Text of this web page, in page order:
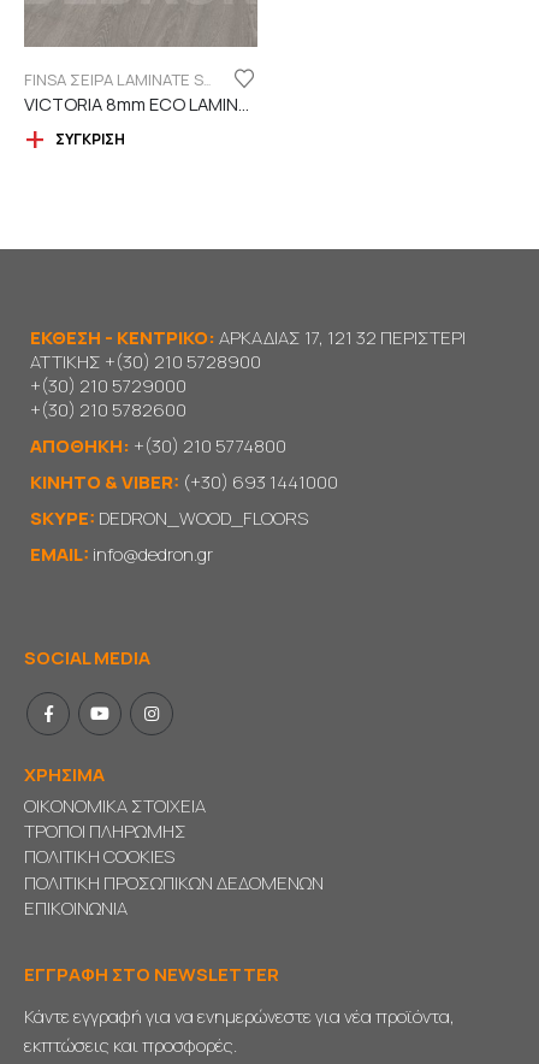
FINSA ΣΕΙΡΑ LAMINATE SUPREME "ECO LABEL" DURABLE
VICTORIA 8mm ECO LAMINATE FINSA – 4V
ΣΎΓΚΡΙΣΗ
ΕΚΘΕΣΗ - ΚΕΝΤΡΙΚΟ:ΑΡΚΑΔΙΑΣ 17, 121 32 ΠΕΡΙΣΤΕΡΙ
ΑΤΤΙΚΗΣ +(30) 210 5728900
+(30) 210 5729000
+(30) 210 5782600
ΑΠΟΘΗΚΗ: +(30) 210 5774800
KΙΝΗΤΟ & VIBER: (+30) 693 1441000
SKYPE: DEDRON_WOOD_FLOORS
EMAIL: info@dedron.gr
SOCIAL MEDIA
ΧΡΗΣΙΜΑ
ΟΙΚΟΝΟΜΙΚΑ ΣΤΟΙΧΕΙΑ
ΤΡΟΠΟΙ ΠΛΗΡΩΜΗΣ
ΠΟΛΙΤΙΚΗ COOKIES
ΠΟΛΙΤΙΚΗ ΠΡΟΣΩΠΙΚΩΝ ΔΕΔΟΜΕΝΩΝ
ΕΠΙΚΟΙΝΩΝΙΑ
ΕΓΓΡΑΦΗ ΣΤΟ NEWSLETTER
Κάντε εγγραφή για να ενημερώνεστε για νέα προϊόντα,
εκπτώσεις και προσφορές.